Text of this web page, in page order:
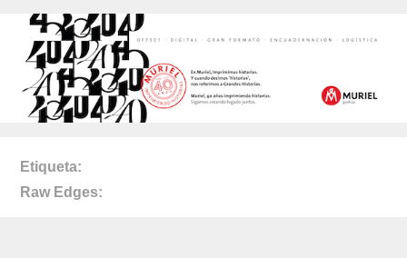
Etiqueta
Raw Edges